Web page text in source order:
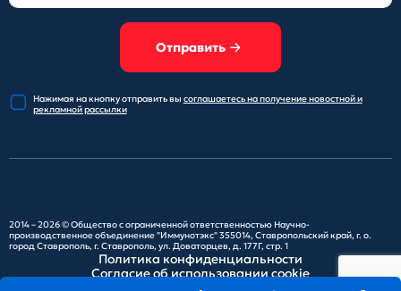
Отправить
Нажимая на кнопку отправитьвы соглашаетесь на получениеновостной и
рекламной рассылки
2014 – 2026 ©Общество с ограниченной ответственностью Научно-
производственное объединение "Иммунотэкс"355014, Ставропольский край, г. о.
город Ставрополь, г. Ставрополь, ул. Доваторцев, д. 177Г, стр. 1
Политика конфиденциальности
Согласие об использовании cookie
Карта сайта